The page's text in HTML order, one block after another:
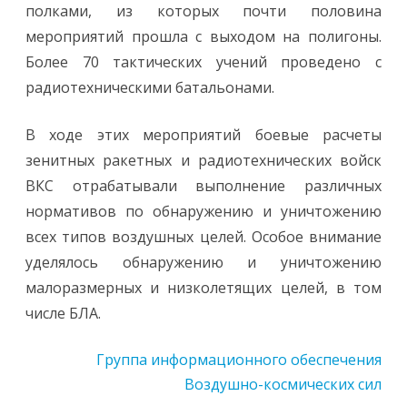
полками, из которых почти половина
мероприятий прошла с выходом на полигоны.
Более 70 тактических учений проведено с
радиотехническими батальонами.
В ходе этих мероприятий боевые расчеты
зенитных ракетных и радиотехнических войск
ВКС отрабатывали выполнение различных
нормативов по обнаружению и уничтожению
всех типов воздушных целей. Особое внимание
уделялось обнаружению и уничтожению
малоразмерных и низколетящих целей, в том
числе БЛА.
Группа информационного обеспечения
Воздушно-космических сил